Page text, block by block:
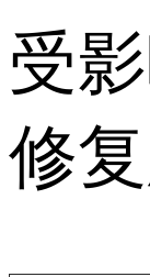
受
修